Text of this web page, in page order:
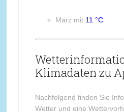
März mit 11 °C
Klimadaten zu
Nachfolgend finden Sie
Wetter und eine